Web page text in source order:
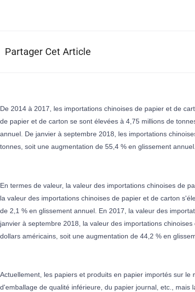
Partager Cet Article
De 2014 à 2017, les importations chinoises de papier et de
de papier et de carton se sont élevées à 4,75 millions de
annuel. De janvier à septembre 2018, les importations
tonnes, soit une augmentation de 55,4 % en glissement annuel.
En termes de valeur, la valeur des importations chinoises de
la valeur des importations chinoises de papier et de carton
de 2,1 % en glissement annuel. En 2017, la valeur des
janvier à septembre 2018, la valeur des importations
dollars américains, soit une augmentation de 44,2 % en
Actuellement, les papiers et produits en papier importés sur
d'emballage de qualité inférieure, du papier journal, etc.,